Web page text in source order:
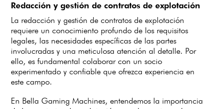
Redacción y gestión de contratos de explotación
La redacción y gestión de contratos de explotación
requiere un conocimiento profundo de los requisitos
legales, las necesidades específicas de las partes
involucradas y una meticulosa atención al detalle. Por
ello, es fundamental colaborar con un socio
experimentado y confiable que ofrezca experiencia en
este campo.
En Bella Gaming Machines, entendemos la importancia